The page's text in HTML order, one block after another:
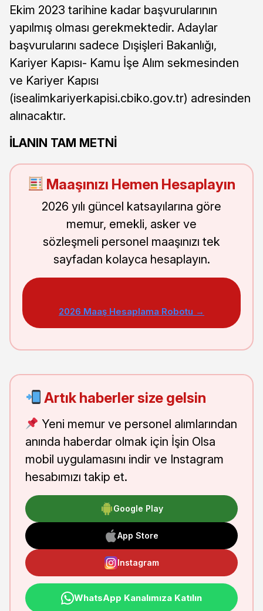
Ekim 2023 tarihine kadar başvurularının
yapılmış olması gerekmektedir. Adaylar
başvurularını sadece Dışişleri Bakanlığı,
Kariyer Kapısı- Kamu İşe Alım sekmesinden
ve Kariyer Kapısı
(isealimkariyerkapisi.cbiko.gov.tr) adresinden
alınacaktır.
İLANIN TAM METNİ
Maaşınızı Hemen Hesaplayın
2026 yılı güncel katsayılarına göre
memur, emekli, asker ve
sözleşmeli personel maaşınızı tek
sayfadan kolayca hesaplayın.
2026 Maaş Hesaplama Robotu →
Artık haberler size gelsin
Yeni memur ve personel alımlarından
anında haberdar olmak için İşin Olsa
mobil uygulamasını indir ve Instagram
hesabımızı takip et.
Google Play
App Store
Instagram
WhatsApp Kanalımıza Katılın